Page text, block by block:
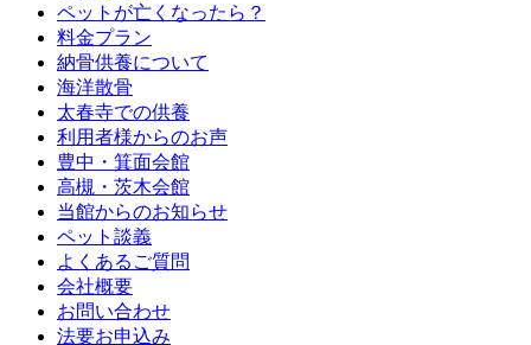
ペットが亡くなったら？
料金プラン
納骨供養について
海洋散骨
太春寺での供養
利用者様からのお声
豊中・箕面会館
高槻・茨木会館
当館からのお知らせ
ペット談義
よくあるご質問
会社概要
お問い合わせ
法要お申込み